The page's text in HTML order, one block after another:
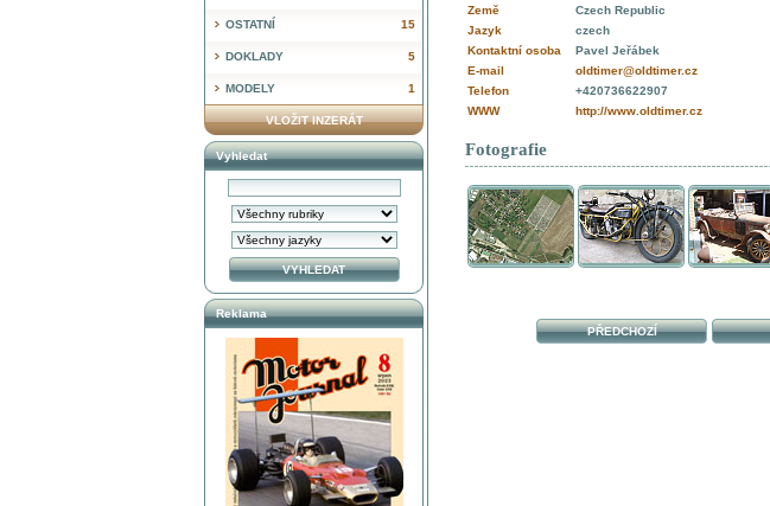
Země
Czech Republic
Jazyk
czech
Kontaktní osoba
Pavel Jeřábek
E-mail
oldtimer@oldtimer.cz
Telefon
+420736622907
WWW
http://www.oldtimer.cz
Fotografie
PŘEDCHOZÍ
15
OSTATNÍ
5
DOKLADY
1
MODELY
VLOŽIT INZERÁT
Vyhledat
Reklama